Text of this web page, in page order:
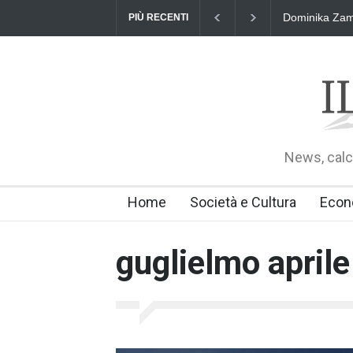
PIÙ RECENTI Dominika
News,
Home Società e Cultura
guglielmo aprile